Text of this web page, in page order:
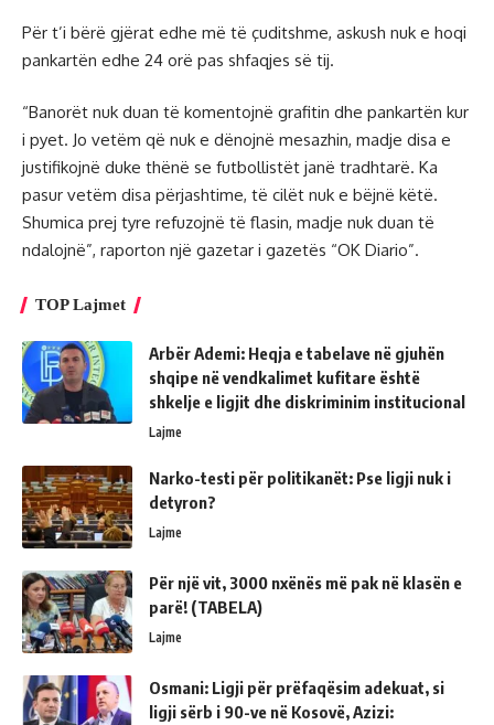
Për t’i bërë gjërat edhe më të çuditshme, askush nuk e hoqi
pankartën edhe 24 orë pas shfaqjes së tij.
“Banorët nuk duan të komentojnë grafitin dhe pankartën kur
i pyet. Jo vetëm që nuk e dënojnë mesazhin, madje disa e
justifikojnë duke thënë se futbollistët janë tradhtarë. Ka
pasur vetëm disa përjashtime, të cilët nuk e bëjnë këtë.
Shumica prej tyre refuzojnë të flasin, madje nuk duan të
ndalojnë”, raporton një gazetar i gazetës “OK Diario”.
TOP Lajmet
Arbër Ademi: Heqja e tabelave në gjuhën
shqipe në vendkalimet kufitare është
shkelje e ligjit dhe diskriminim institucional
Lajme
Narko-testi për politikanët: Pse ligji nuk i
detyron?
Lajme
Për një vit, 3000 nxënës më pak në klasën e
parë! (TABELA)
Lajme
Osmani: Ligji për prëfaqësim adekuat, si
ligji sërb i 90-ve në Kosovë, Azizi: